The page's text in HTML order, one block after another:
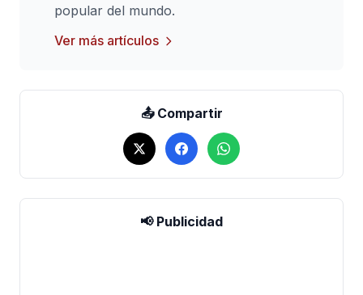
📤 Compartir
📢 Publicidad
popular del mundo.
Ver más artículos